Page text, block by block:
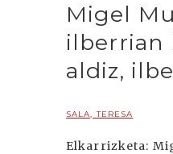
Migel
ilberrian
aldiz,
SALA, TERESA
Elkarrizketa: